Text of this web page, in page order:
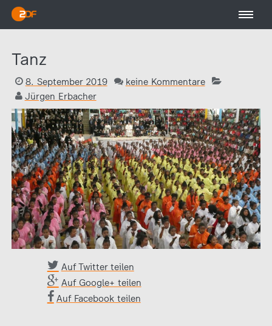
Tanz
8. September 2019
keine Kommentare
Jürgen Erbacher
Auf Twitter teilen
Auf Google+ teilen
Auf Facebook teilen